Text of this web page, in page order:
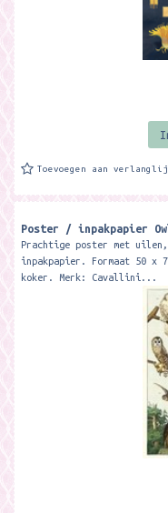
Toevoegen aan
Poster / inpakpapier
Prachtige poster met
inpakpapier. Formaat 50 x
koker. Merk: Cavallini...